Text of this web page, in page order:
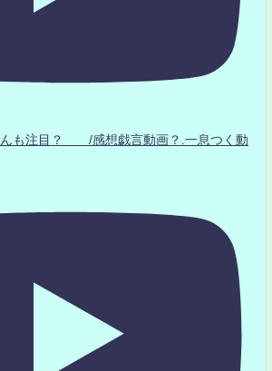
んも注目？ /感想戯言動画？.一息つく動